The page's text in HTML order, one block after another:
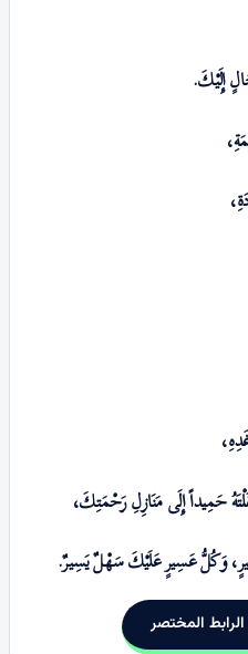
إِلَیْكَ.
حَمِیداً إِلَی مَنَازِلِ رَحْمَتِكَ،
وَکُلُّ عَسِیرٍ عَلَیْكَ سَهْلٌ یَسِیرٌ.
المختصر